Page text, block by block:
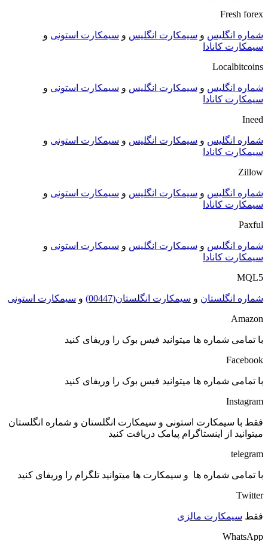
Fresh forex
شماره انگلیس و سیمکارت انگلیس و سیمکارت استونی و
سیمکارت کانادا
Localbitcoins
شماره انگلیس و سیمکارت انگلیس و سیمکارت استونی و
سیمکارت کانادا
Ineed
شماره انگلیس و سیمکارت انگلیس و سیمکارت استونی و
سیمکارت کانادا
Zillow
شماره انگلیس و سیمکارت انگلیس و سیمکارت استونی و
سیمکارت کانادا
Paxful
شماره انگلیس و سیمکارت انگلیس و سیمکارت استونی و
سیمکارت کانادا
MQL5
شماره انگلستان و سیمکارت انگلستان(00447) و سیمکارت استونی
Amazon
با تمامی شماره ها میتوانید فیس بوک را وریفای کنید
Facebook
با تمامی شماره ها میتوانید فیس بوک را وریفای کنید
Instagram
فقط با سیمکارت استونی و سیمکارت انگلستان و شماره انگلستان
میتوانید از اینستاگرام پیامک دریافت کنید
telegram
با تمامی شماره ها و سیمکارت ها میتوانید تلگرام را وریفای کنید
Twitter
فقط سیمکارت مالزی
WhatsApp